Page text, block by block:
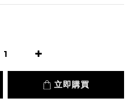
立即購買